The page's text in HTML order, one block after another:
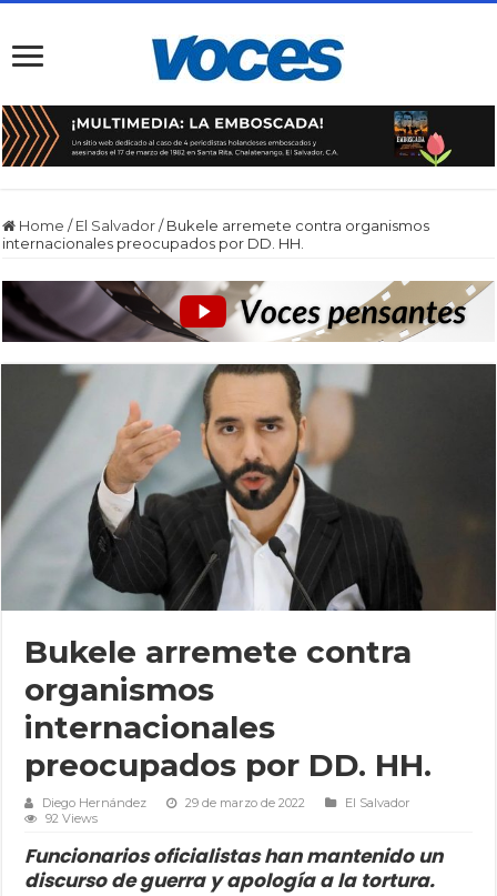
Home / El Salvador / Bukele arremete contra organismos
internacionales preocupados por DD. HH.
Bukele arremete contra
organismos
internacionales
preocupados por DD. HH.
Diego Hernández 29 de marzo de 2022
El Salvador
92 Views
Funcionarios oficialistas han mantenido un
discurso de guerra y apología a la tortura.